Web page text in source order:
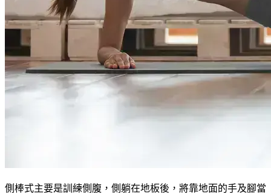
側棒式主要是訓練側腹，側躺在地板後，將靠地面的手及腳當